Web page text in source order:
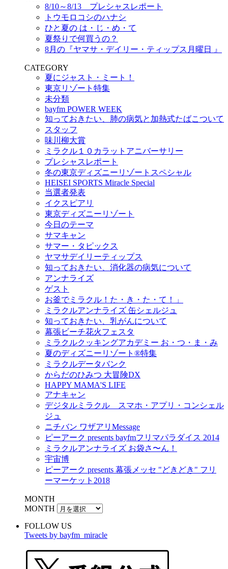
8/10～8/13 プレシャスレポート
トウモロコシのハナシ
ひと夏の は・じ・め・て
夏祭りで何買うの？
8月の『ヤマサ・デイリー・ティップス月曜日 』
CATEGORY
夏にジャスト・ミート！
東京リゾート特集
未分類
bayfm POWER WEEK
知っておきたい、肺の病気と加熱式たばこついて
スタッフ
味川柳大賞
ミラクル１０カラットアニバーサリー
プレシャスレポート
冬の東京ディズニーリゾートスペシャル
HEISEI SPORTS Miracle Special
当選者発表
イクスピアリ
東京ディズニーリゾート
今日のテーマ
サマキャン
サマー・タピックス
ヤマサデイリーティップス
知っておきたい、消化器の病気について
アンナライズ
ゲスト
お釜でミラクル！た・き・た・て！」
ミラクルアンナライズ 缶シェルジュ
知っておきたい、乳がんについて
幕張ビーチ花火フェスタ
ミラクルクッキングアカデミー お・つ・ま・み
夏のディズニーリゾート®特集
ミラクルデータバンク
からだのひみつ 大冒険DX
HAPPY MAMA'S LIFE
アナキャン
デジタルミラクル スマホ・アプリ・コンシェル
ジュ
ニチバン ワザアリMessage
ピーアーク presents bayfmフリマパラダイス 2014
ミラクルアンナライズ お袋さ〜ん！
宇宙博
ピーアーク presents 幕張メッセ "どきどき" フリ
ーマーケット2018
MONTH
MONTH
FOLLOW US
Tweets by bayfm_miracle